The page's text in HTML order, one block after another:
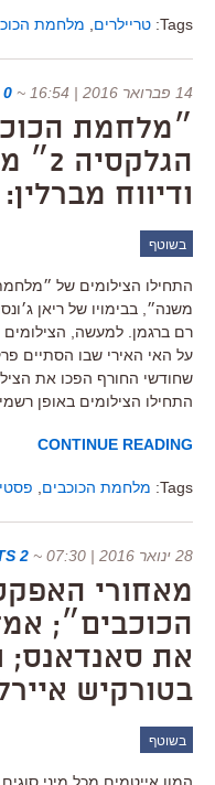
Tags: טריילרים מלחמת
14 פברואר 2016 | 16:54 ~
0 COMMENTS
ודיווח
בשוטף
משנה״, בבימויו של ריאן
רם ברגמן. למעשה, הצילומים
שחודשי החורף הפכו את
התחילו הצילומים באופן
CONTINUE READING
Tags: מלחמת הכוכבים
28 ינואר 2016 | 07:30 ~
2 COMMENTS
מאחורי
הכוכבים״;
את סאנדאנס;
בטורקיש
בשוטף